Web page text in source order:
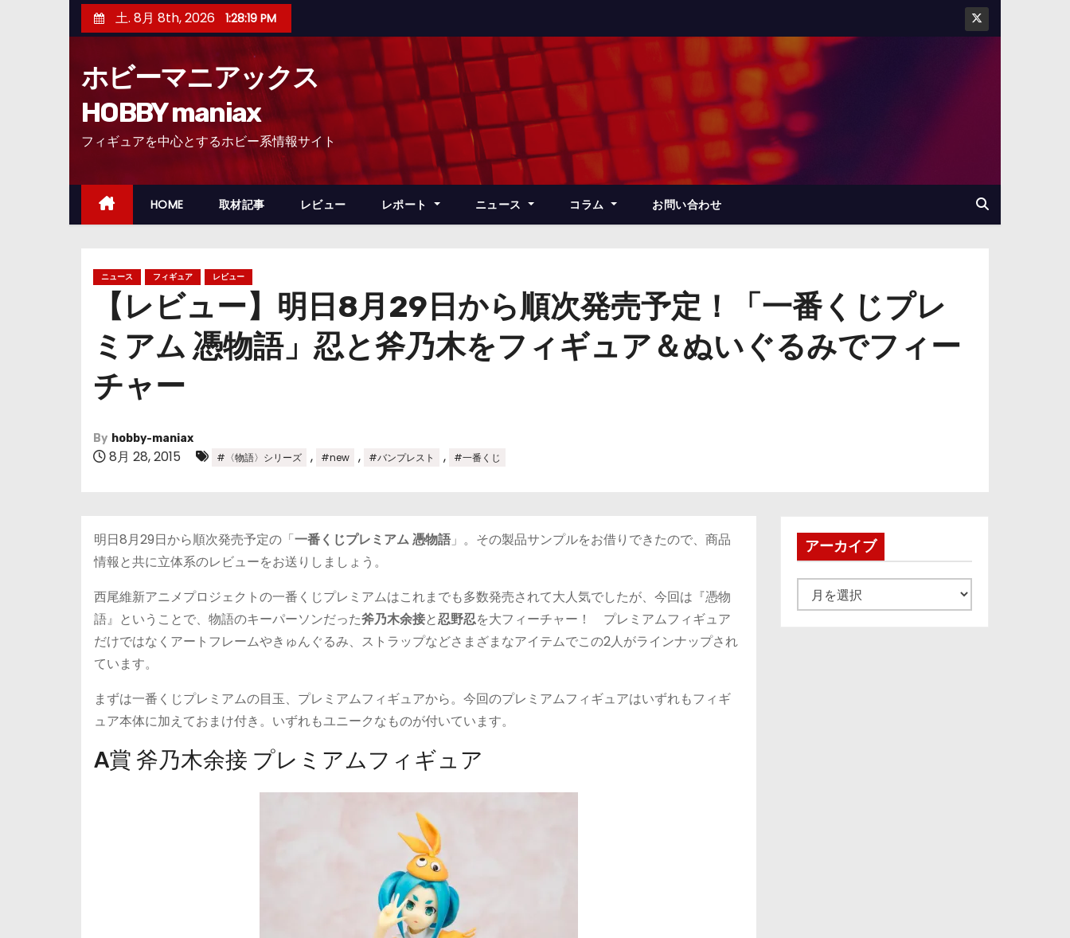
ン
ッ
土. 8月 8th, 2026 1:28:21 PM
ホビーマニアックス
HOBBY maniax
フィギュアを中心とするホビー系情報サイト
HOME 取材記事 レビュー レポート ニュース コラム お問い合わせ
ニュース フィギュア レビュー
【レビュー】明日8月29日から順次発売予定！「一番くじプレ
ミアム 憑物語」忍と斧乃木をフィギュア＆ぬいぐるみでフィー
チャー
By hobby-maniax
8月 28, 2015 #〈物語〉シリーズ , #new , #バンプレスト , #一番くじ
明日8月29日から順次発売予定の「一番くじプレミアム 憑物語」。その製品サンプルをお借りできたので、商品
情報と共に立体系のレビューをお送りしましょう。
西尾維新アニメプロジェクトの一番くじプレミアムはこれまでも多数発売されて大人気でしたが、今回は『憑物
語』ということで、物語のキーパーソンだった斧乃木余接と忍野忍を大フィーチャー！ プレミアムフィギュア
だけではなくアートフレームやきゅんぐるみ、ストラップなどさまざまなアイテムでこの2人がラインナップされ
ています。
まずは一番くじプレミアムの目玉、プレミアムフィギュアから。今回のプレミアムフィギュアはいずれもフィギ
ュア本体に加えておまけ付き。いずれもユニークなものが付いています。
A賞 斧乃木余接 プレミアムフィギュア
アーカイブ
ー